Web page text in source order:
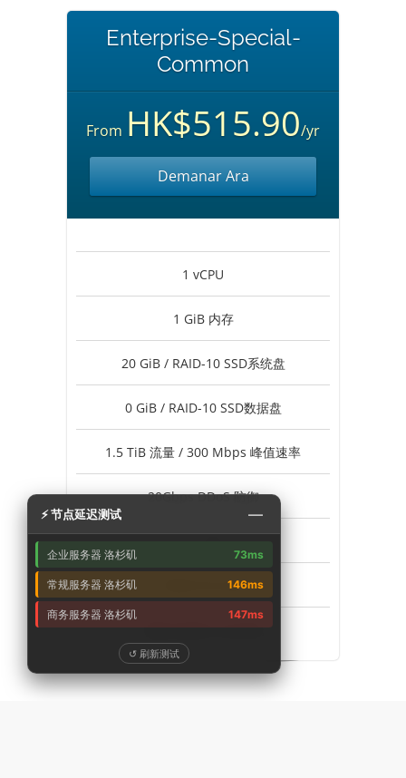
Enterprise-Special-
Common
From HK$515.90/yr
Demanar Ara
1 vCPU
1 GiB 内存
20 GiB / RAID-10 SSD系统盘
0 GiB / RAID-10 SSD数据盘
1.5 TiB 流量 / 300 Mbps 峰值速率
20Gbps DDoS 防御
不支持 Windows
美国-洛杉矶 企业专线
⚡ 节点延迟测试 —
企业服务器 洛杉矶 73ms
常规服务器 洛杉矶 146ms
商务服务器 洛杉矶 147ms
↺ 刷新测试